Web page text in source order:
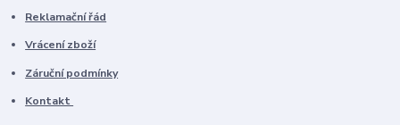
Reklamační řád
Vrácení zboží
Záruční podmínky
Kontakt